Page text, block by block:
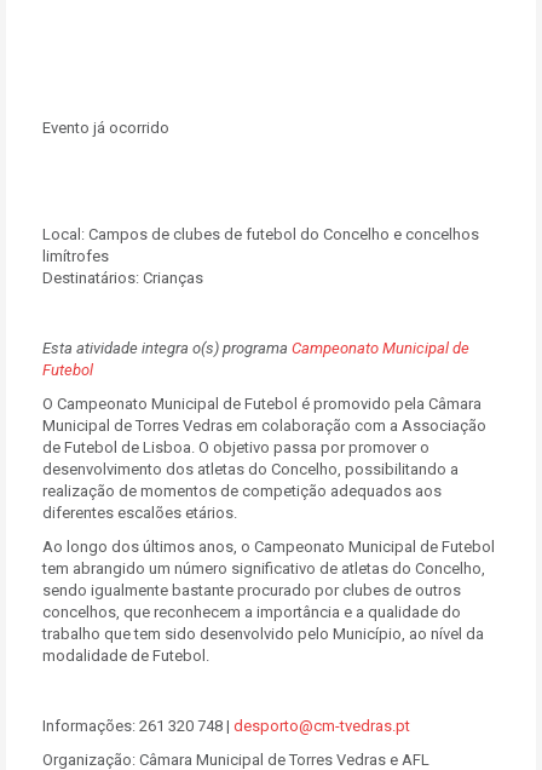
Evento já ocorrido
Local: Campos de clubes de futebol do Concelho e concelhos
limítrofes
Destinatários: Crianças
Esta atividade integra o(s) programa Campeonato Municipal de
Futebol
O Campeonato Municipal de Futebol é promovido pela Câmara
Municipal de Torres Vedras em colaboração com a Associação
de Futebol de Lisboa. O objetivo passa por promover o
desenvolvimento dos atletas do Concelho, possibilitando a
realização de momentos de competição adequados aos
diferentes escalões etários.
Ao longo dos últimos anos, o Campeonato Municipal de Futebol
tem abrangido um número significativo de atletas do Concelho,
sendo igualmente bastante procurado por clubes de outros
concelhos, que reconhecem a importância e a qualidade do
trabalho que tem sido desenvolvido pelo Município, ao nível da
modalidade de Futebol.
Informações: 261 320 748 | desporto@cm-tvedras.pt
Organização: Câmara Municipal de Torres Vedras e AFL